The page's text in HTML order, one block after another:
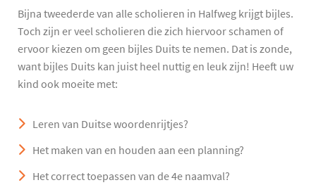
Bijna tweederde van alle scholieren in Halfweg krijgt bijles.
Toch zijn er veel scholieren die zich hiervoor schamen of
ervoor kiezen om geen bijles Duits te nemen. Dat is zonde,
want bijles Duits kan juist heel nuttig en leuk zijn! Heeft uw
kind ook moeite met:
Leren van Duitse woordenrijtjes?
Het maken van en houden aan een planning?
Het correct toepassen van de 4e naamval?